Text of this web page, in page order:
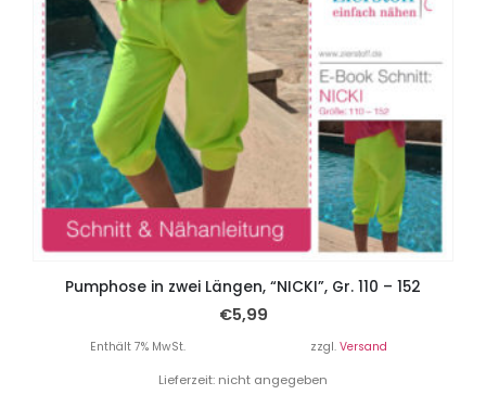
Pumphose in zwei Längen, “NICKI”, Gr. 110 – 152
€5,99
Enthält 7% MwSt. zzgl. Versand
Lieferzeit: nicht angegeben